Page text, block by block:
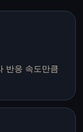
반응 속도만큼